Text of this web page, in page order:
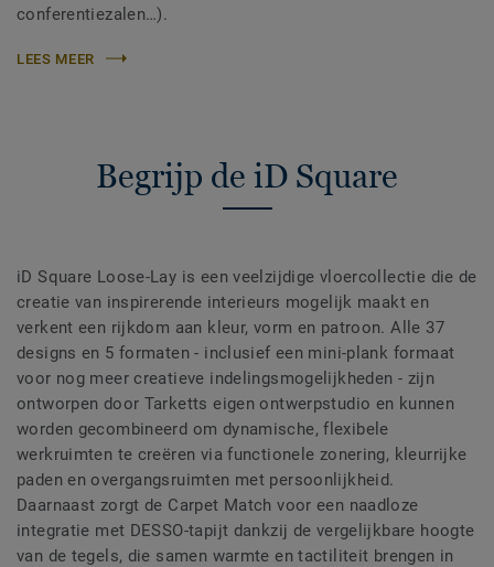
conferentiezalen…).
LEES MEER
Begrijp de iD Square
iD Square Loose-Lay is een veelzijdige vloercollectie die de
creatie van inspirerende interieurs mogelijk maakt en
verkent een rijkdom aan kleur, vorm en patroon. Alle 37
designs en 5 formaten - inclusief een mini-plank formaat
voor nog meer creatieve indelingsmogelijkheden - zijn
ontworpen door Tarketts eigen ontwerpstudio en kunnen
worden gecombineerd om dynamische, flexibele
werkruimten te creëren via functionele zonering, kleurrijke
paden en overgangsruimten met persoonlijkheid.
Daarnaast zorgt de Carpet Match voor een naadloze
integratie met DESSO-tapijt dankzij de vergelijkbare hoogte
van de tegels, die samen warmte en tactiliteit brengen in